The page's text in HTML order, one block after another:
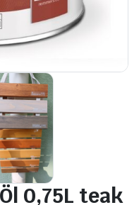
0,75L teak